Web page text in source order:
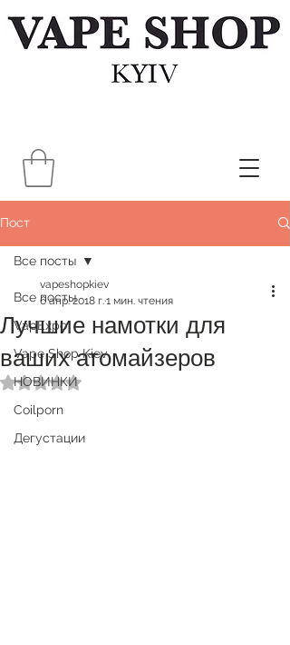
Пост
Все посты
VapExpo
Vape Shop Kiev
НОВИНКИ
Coilporn
Дегустации
Все посты
Лучшие намотки для
ваших атомайзеров
vapeshopkiev
6 апр. 2018 г. 1 мин. чтения
Оценка: не число из 5 звезд.